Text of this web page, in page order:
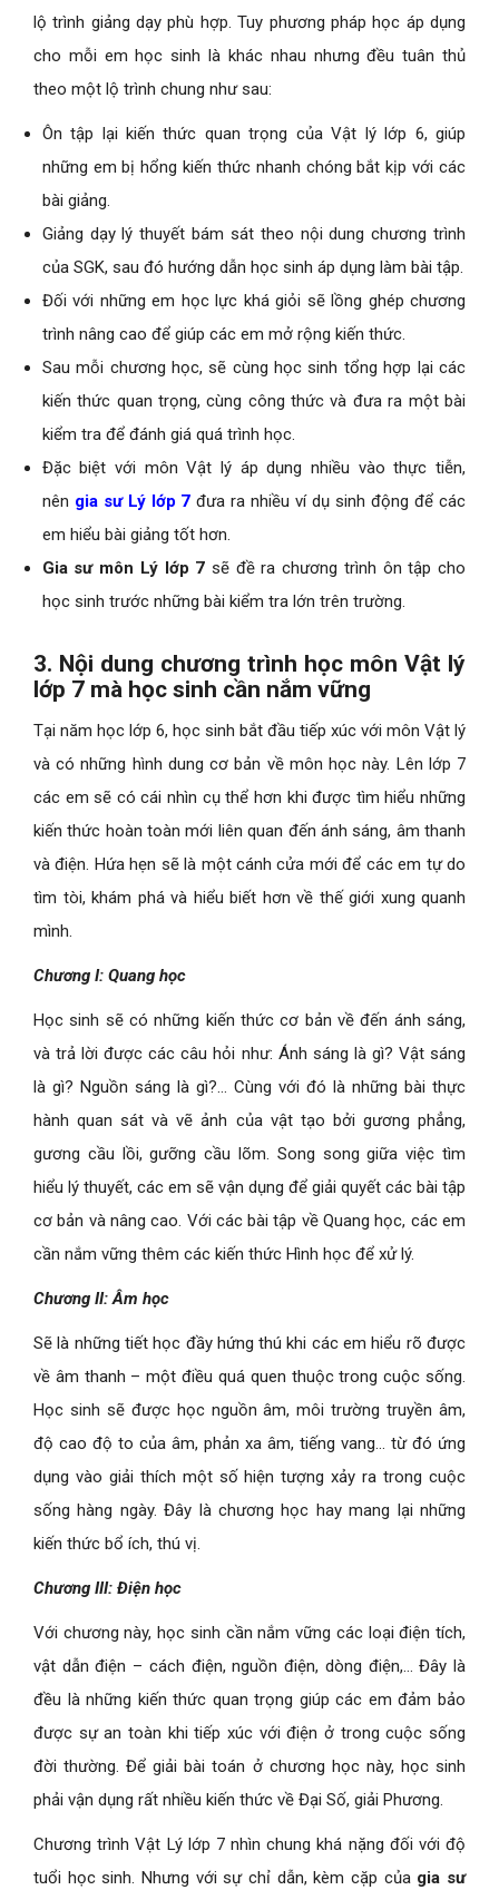
lộ trình giảng dạy phù hợp. Tuy phương pháp học áp dụng
cho mỗi em học sinh là khác nhau nhưng đều tuân thủ
theo một lộ trình chung như sau:
Ôn tập lại kiến thức quan trọng của Vật lý lớp 6, giúp
những em bị hổng kiến thức nhanh chóng bắt kịp với các
bài giảng.
Giảng dạy lý thuyết bám sát theo nội dung chương trình
của SGK, sau đó hướng dẫn học sinh áp dụng làm bài tập.
Đối với những em học lực khá giỏi sẽ lồng ghép chương
trình nâng cao để giúp các em mở rộng kiến thức.
Sau mỗi chương học, sẽ cùng học sinh tổng hợp lại các
kiến thức quan trọng, cùng công thức và đưa ra một bài
kiểm tra để đánh giá quá trình học.
Đặc biệt với môn Vật lý áp dụng nhiều vào thực tiễn,
nên gia sư Lý lớp 7 đưa ra nhiều ví dụ sinh động để các
em hiểu bài giảng tốt hơn.
Gia sư môn Lý lớp 7 sẽ đề ra chương trình ôn tập cho
học sinh trước những bài kiểm tra lớn trên trường.
3. Nội dung chương trình học môn Vật lý
lớp 7 mà học sinh cần nắm vững
Tại năm học lớp 6, học sinh bắt đầu tiếp xúc với môn Vật lý
và có những hình dung cơ bản về môn học này. Lên lớp 7
các em sẽ có cái nhìn cụ thể hơn khi được tìm hiểu những
kiến thức hoàn toàn mới liên quan đến ánh sáng, âm thanh
và điện. Hứa hẹn sẽ là một cánh cửa mới để các em tự do
tìm tòi, khám phá và hiểu biết hơn về thế giới xung quanh
mình.
Chương I: Quang học
Học sinh sẽ có những kiến thức cơ bản về đến ánh sáng,
và trả lời được các câu hỏi như: Ánh sáng là gì? Vật sáng
là gì? Nguồn sáng là gì?… Cùng với đó là những bài thực
hành quan sát và vẽ ảnh của vật tạo bởi gương phẳng,
gương cầu lồi, gưỡng cầu lõm. Song song giữa việc tìm
hiểu lý thuyết, các em sẽ vận dụng để giải quyết các bài tập
cơ bản và nâng cao. Với các bài tập về Quang học, các em
cần nắm vững thêm các kiến thức Hình học để xử lý.
Chương II: Âm học
Sẽ là những tiết học đầy hứng thú khi các em hiểu rõ được
về âm thanh – một điều quá quen thuộc trong cuộc sống.
Học sinh sẽ được học nguồn âm, môi trường truyền âm,
độ cao độ to của âm, phản xa âm, tiếng vang… từ đó ứng
dụng vào giải thích một số hiện tượng xảy ra trong cuộc
sống hàng ngày. Đây là chương học hay mang lại những
kiến thức bổ ích, thú vị.
Chương III: Điện học
Với chương này, học sinh cần nắm vững các loại điện tích,
vật dẫn điện – cách điện, nguồn điện, dòng điện,… Đây là
đều là những kiến thức quan trọng giúp các em đảm bảo
được sự an toàn khi tiếp xúc với điện ở trong cuộc sống
đời thường. Để giải bài toán ở chương học này, học sinh
phải vận dụng rất nhiều kiến thức về Đại Số, giải Phương.
Chương trình Vật Lý lớp 7 nhìn chung khá nặng đối với độ
tuổi học sinh. Nhưng với sự chỉ dẫn, kèm cặp của gia sư